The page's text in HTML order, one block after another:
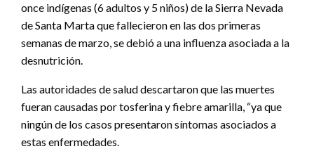
once indígenas (6 adultos y 5 niños) de la Sierra Nevada
de Santa Marta que fallecieron en las dos primeras
semanas de marzo, se debió a una influenza asociada a la
desnutrición.
Las autoridades de salud descartaron que las muertes
fueran causadas por tosferina y fiebre amarilla, “ya que
ningún de los casos presentaron síntomas asociados a
estas enfermedades.